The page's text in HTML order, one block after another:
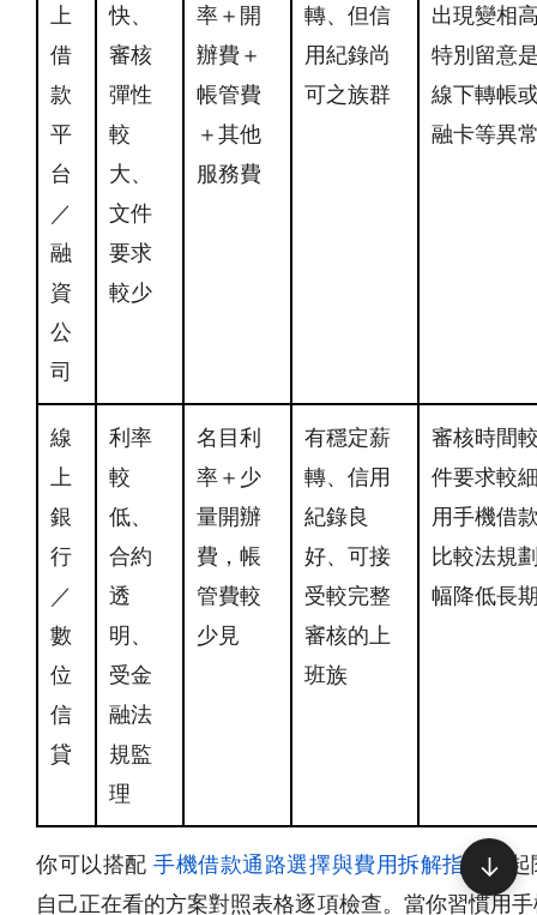
上
借
款
平
台
／
融
資
公
司
快、
審核
彈性
較
大、
文件
要求
較少
率＋開
辦費＋
帳管費
＋其他
服務費
轉、但信
用紀錄尚
可之族群
出現變相
特別留意
線下轉帳
融卡等異
線
上
銀
行
／
數
位
信
貸
利率
較
低、
合約
透
明、
受金
融法
規監
理
名目利
率＋少
量開辦
費，帳
管費較
少見
有穩定薪
轉、信用
紀錄良
好、可接
受較完整
審核的上
班族
審核時間
件要求較
用手機借
比較法規
幅降低長
你可以搭配 手機借款通路選擇與費用拆解指南一起
自己正在看的方案對照表格逐項檢查。當你習慣用
↓